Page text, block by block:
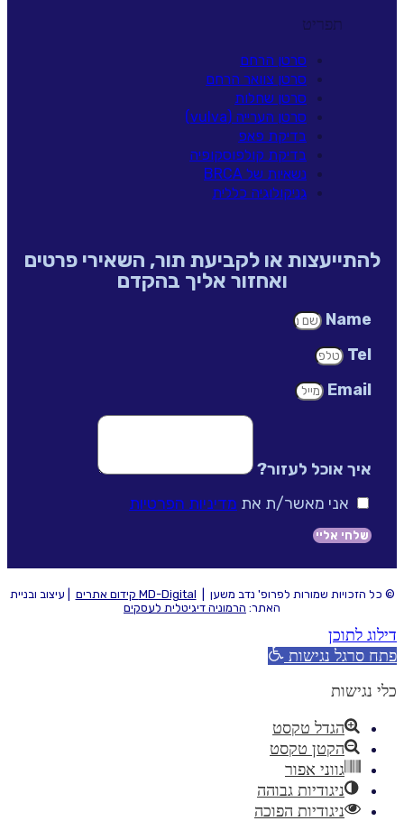
תפריט
סרטן הרחם
סרטן צוואר הרחם
סרטן שחלות
סרטן הערייה (vulva)
בדיקת פאפ
בדיקת קולפוסקופיה
נשאיות של BRCA
גניקולוגיה כללית
להתייעצות או לקביעת תור, השאירי פרטים
ואחזור אליך בהקדם
Name
Tel
Email
איך אוכל לעזור?
אני מאשר/ת את מדיניות הפרטיות
שלחי אליי
© כל הזכויות שמורות לפרופ' נדב משען | MD-Digital קידום אתרים
| עיצוב ובניית
האתר: הרמוניה דיגיטלית לעסקים
דילוג לתוכן
פתח סרגל נגישות
כלי נגישות
הגדל טקסט
הקטן טקסט
גווני אפור
ניגודיות גבוהה
ניגודיות הפוכה